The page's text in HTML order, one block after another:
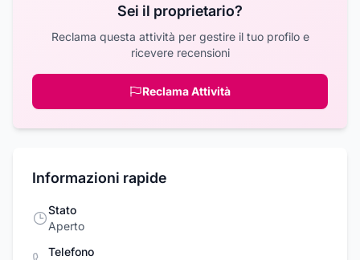
Sei il proprietario?
Reclama questa attività per gestire il tuo profilo e
ricevere recensioni
Reclama Attività
Informazioni rapide
Stato
Aperto
Telefono